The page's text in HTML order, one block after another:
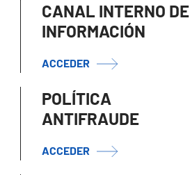
CANAL INTERNO DE
INFORMACIÓN
ACCEDER
POLÍTICA
ANTIFRAUDE
ACCEDER